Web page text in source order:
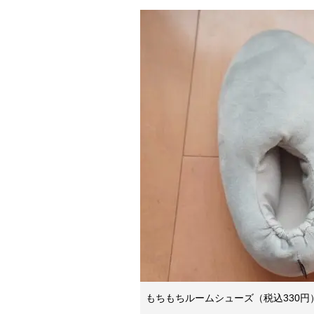
もちもちルームシューズ（税込330円